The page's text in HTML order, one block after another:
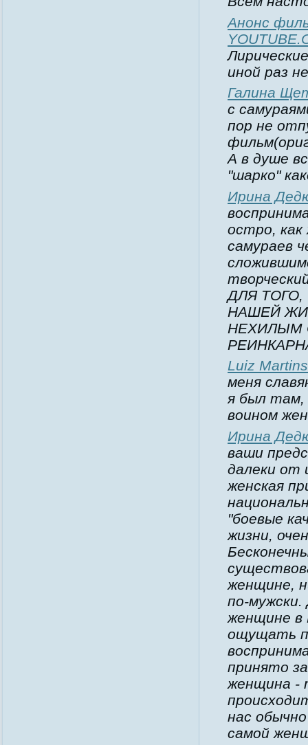
Анонс
иной раз
Галина
с
пор не
А в душе
"шарко"
Ирина
остро,
самураев
ДЛЯ
НАШЕЙ
НЕХИЛЫМ
Luiz Martins
меня
я был там,
воином
Ирина
ваши
далеки от
женская
"боевые
жизни,
женщине,
по-
женщине в
ощущать
принято
женщина -
нас
самой